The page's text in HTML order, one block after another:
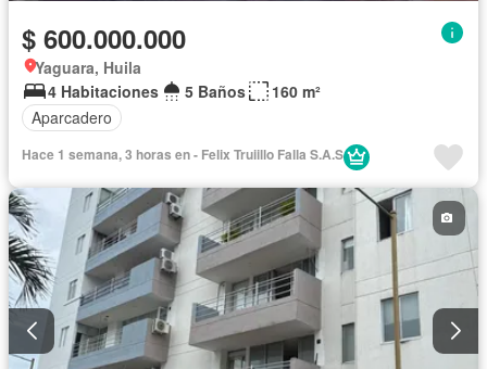
$ 600.000.000
Yaguara, Huila
4 Habitaciones
5 Baños
160 m²
Aparcadero
Hace 1 semana, 3 horas en - Felix Truiillo Falla S.A.S